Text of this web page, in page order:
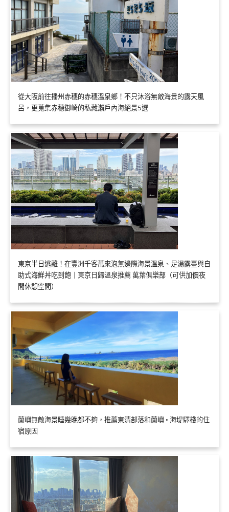
從大阪前往播州赤穗的赤穗溫泉鄉！不只沐浴無敵海景的露天風
呂，更蒐集赤穗御崎的私藏瀨戶內海絕景5選
東京半日逃離！在豐洲千客萬來泡無邊際海景溫泉、足湯露臺與自
助式海鮮丼吃到飽｜東京日歸溫泉推薦 萬葉俱樂部（可供加價夜
間休憩空間）
蘭嶼無敵海景睡幾晚都不夠，推薦東清部落和蘭嶼 • 海堤驛棧的住
宿原因